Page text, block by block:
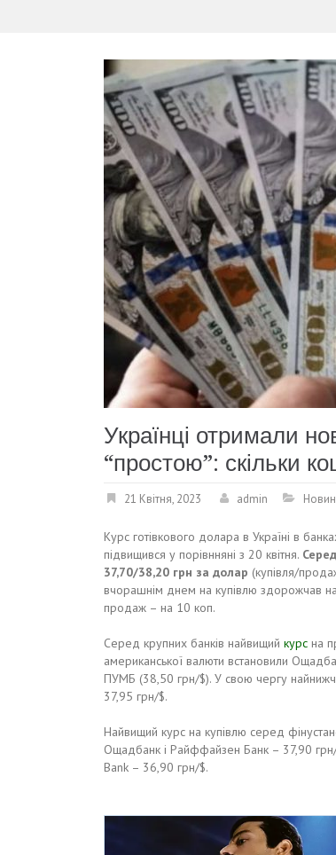
Українці отримали
“простою”: скільки
21 Квітня, 2023 admin
Курс готівкового долара в Україні в
підвищився у порівнняні з 20 квітня.
37,70/38,20 грн за долар (купівля/
вчорашнім днем на купівлю здорожчав
продаж – на 10 коп.
Серед крупних банків найвищий курс на
американської валюти встановили
ПУМБ (38,50 грн/$). У свою чергу
37,95 грн/$.
Найвищий курс на купівлю серед
Ощадбанк і Райффайзен Банк – 37,90
Bank – 36,90 грн/$.